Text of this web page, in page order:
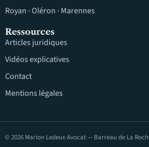
Royan · Oléron · Marennes
Ressources
Articles juridiques
Vidéos explicatives
Contact
Mentions légales
© 2026 Marion Ledeux Avocat — Barreau de La